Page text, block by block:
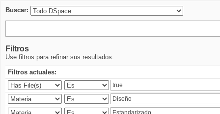
Buscar:
Filtros
Use filtros para refinar sus resultados.
Filtros actuales: